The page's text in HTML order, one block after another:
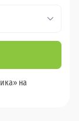
на